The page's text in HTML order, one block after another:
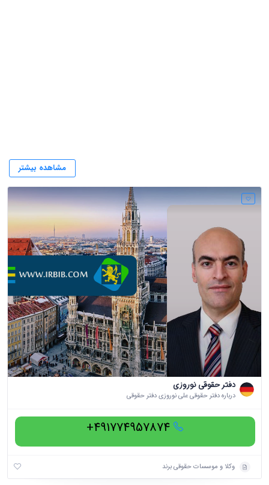
مشاهده بیشتر
دفتر حقوقی نوروزی
درباره دفتر حقوقی علی نوروزی دفتر حقوقی
491774957874+
وکلا و موسسات حقوقی برند